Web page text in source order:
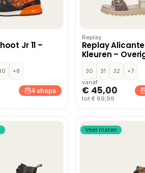
Jr 11 –
+8
4 shops
Replay
Replay
Kleuren –
30 31 32
+7
vanaf
€ 45,00
tot € 69,99
Veel maten